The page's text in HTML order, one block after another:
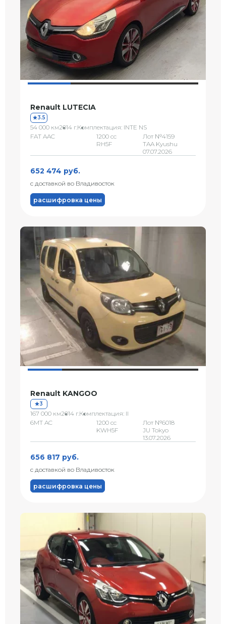
Renault LUTECIA
3.5
54 000 км2014 г.Комплектация: INTE NS
FAT AAC
1200 сс
RH5F
Лот №4159
TAA Kyushu
07.07.2026
652 474 руб.
с доставкой во Владивосток
расшифровка цены
Renault KANGOO
3
167 000 км2014 г.Комплектация: II
6MT AC
1200 сс
KWH5F
Лот №6018
JU Tokyo
13.07.2026
656 817 руб.
с доставкой во Владивосток
расшифровка цены